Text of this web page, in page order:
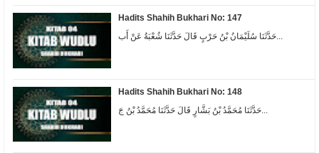
Hadits Shahih Bukhari No: 147
Hadits Shahih Bukhari No: 148